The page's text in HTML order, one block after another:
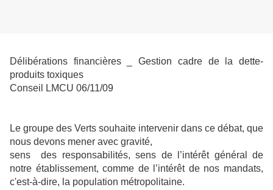
Délibérations financières _ Gestion cadre de la dette-
produits toxiques
Conseil LMCU 06/11/09
Le groupe des Verts souhaite intervenir dans ce débat, que
nous devons mener avec gravité,
sens des responsabilités, sens de l’intérêt général de
notre établissement, comme de l’intérêt de nos mandats,
c'est-à-dire, la population métropolitaine.